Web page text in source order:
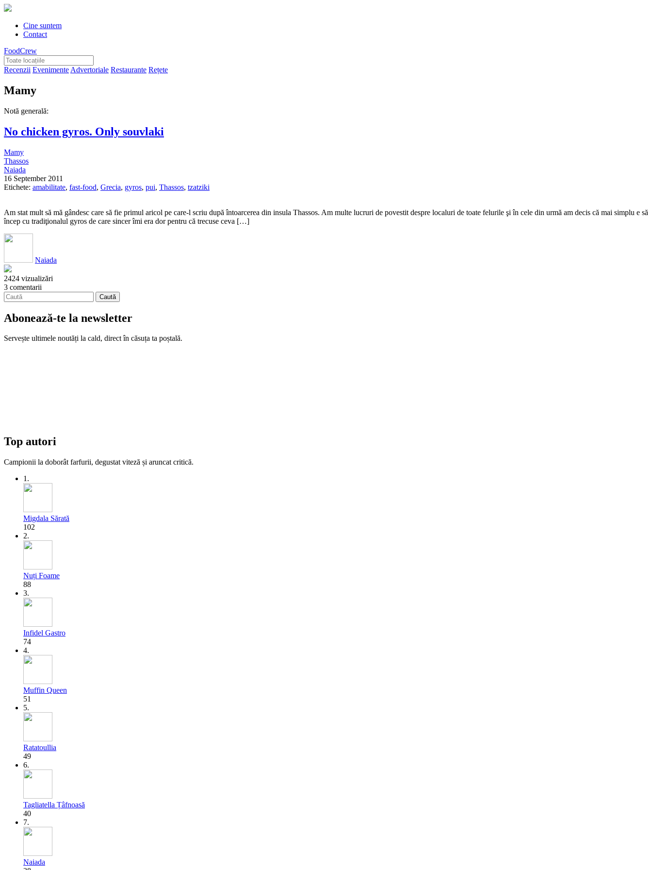
Cine suntem
Contact
FoodCrew
Recenzii Evenimente Advertoriale Restaurante Rețete
Mamy
Notă generală:
No chicken gyros. Only souvlaki
Mamy
Thassos
Naiada
16 September 2011
Etichete: amabilitate, fast-food, Grecia, gyros, pui, Thassos, tzatziki
Am stat mult să mă gândesc care să fie primul aricol pe care-l scriu după întoarcerea din insula Thassos. Am multe lucruri de povestit despre localuri de toate felurile şi în cele din urmă am decis că mai simplu e să
încep cu tradiţionalul gyros de care sincer îmi era dor pentru că trecuse ceva […]
Naiada
2424 vizualizări
3 comentarii
Abonează-te la newsletter
Servește ultimele noutăți la cald, direct în căsuța ta poștală.
Top autori
Campionii la doborât farfurii, degustat viteză și aruncat critică.
1.
Migdala Sărată
102
2.
Nuți Foame
88
3.
Infidel Gastro
74
4.
Muffin Queen
51
5.
Ratatoullia
49
6.
Tagliatella Țâfnoasă
40
7.
Naiada